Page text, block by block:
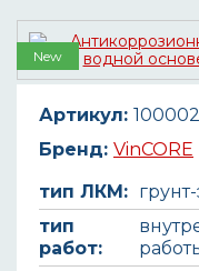
New
Артикул:
Бренд: VinCORE
тип ЛКМ:
тип
работ: